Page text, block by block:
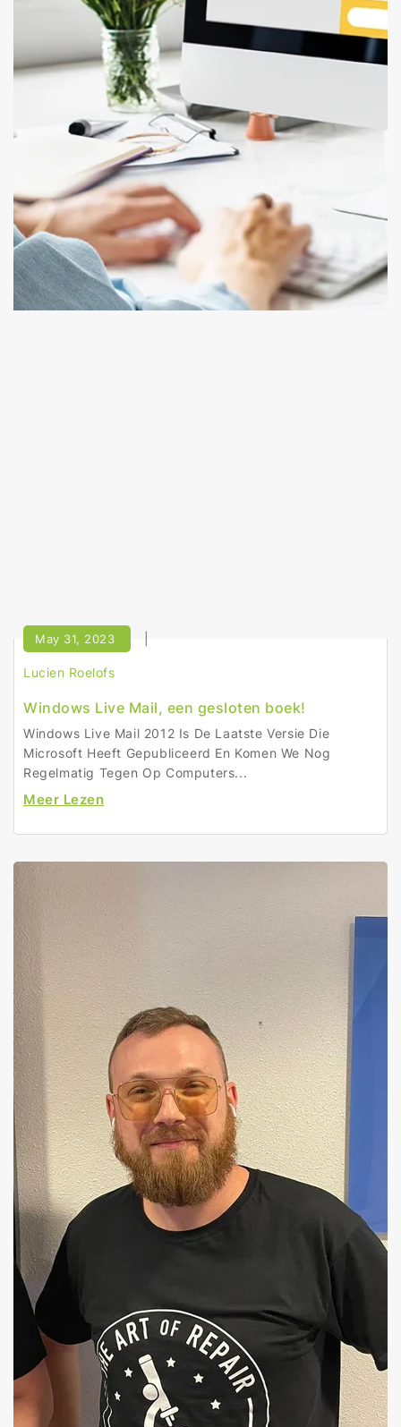
May 31, 2023
Lucien Roelofs
Windows Live Mail, een gesloten boek!
Windows Live Mail 2012 Is De Laatste Versie Die
Microsoft Heeft Gepubliceerd En Komen We Nog
Regelmatig Tegen Op Computers...
Meer Lezen